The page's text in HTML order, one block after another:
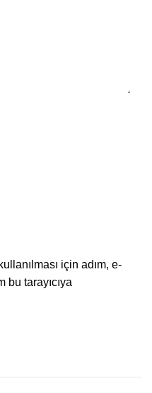
için adım, e-
bu tarayıcıya